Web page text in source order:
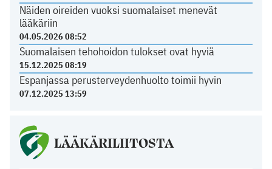
Näiden oireiden vuoksi suomalaiset menevät
lääkäriin
04.05.2026 08:52
Suomalaisen tehohoidon tulokset ovat hyviä
15.12.2025 08:19
Espanjassa perusterveydenhuolto toimii hyvin
07.12.2025 13:59
LÄÄKÄRILIITOSTA